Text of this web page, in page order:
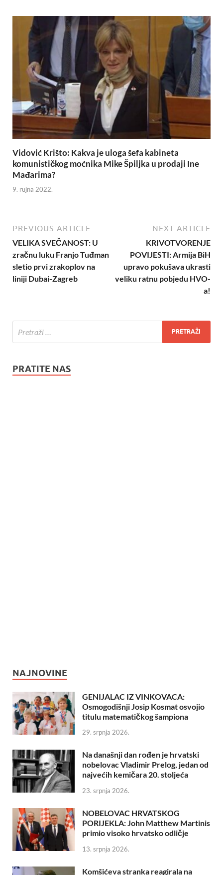
Vidović Krišto: Kakva je uloga šefa kabineta
komunističkog moćnika Mike Špiljka u prodaji Ine
Mađarima?
9. rujna 2022.
PREVIOUS ARTICLE
VELIKA SVEČANOST: U
zračnu luku Franjo Tuđman
sletio prvi zrakoplov na
liniji Dubai-Zagreb
NEXT ARTICLE
KRIVOTVORENJE
POVIJESTI: Armija BiH
upravo pokušava ukrasti
veliku ratnu pobjedu HVO-
a!
PRATITE NAS
NAJNOVINE
GENIJALAC IZ VINKOVACA:
Osmogodišnji Josip Kosmat osvojio
titulu matematičkog šampiona
29. srpnja 2026.
Na današnji dan rođen je hrvatski
nobelovac Vladimir Prelog, jedan od
najvećih kemičara 20. stoljeća
23. srpnja 2026.
NOBELOVAC HRVATSKOG
PORIJEKLA: John Matthew Martinis
primio visoko hrvatsko odličje
13. srpnja 2026.
Komšićeva stranka reagirala na